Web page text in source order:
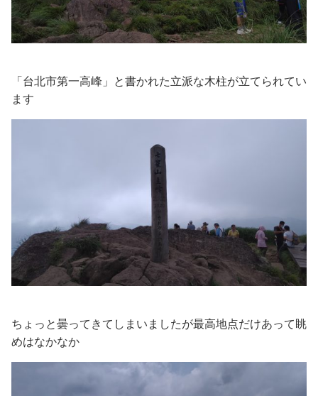
「台北市第一高峰」と書かれた立派な木柱が立てられてい
ます
ちょっと曇ってきてしまいましたが最高地点だけあって眺
めはなかなか